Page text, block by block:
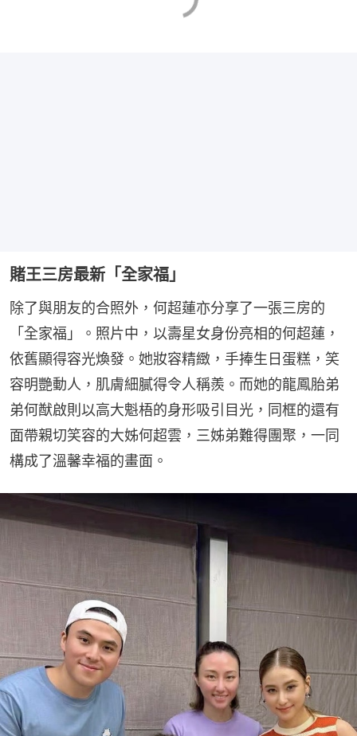
賭王三房最新「全家福」
除了與朋友的合照外，何超蓮亦分享了一張三房的
「全家福」。照片中，以壽星女身份亮相的何超蓮，
依舊顯得容光煥發。她妝容精緻，手捧生日蛋糕，笑
容明艷動人，肌膚細膩得令人稱羨。而她的龍鳳胎弟
弟何猷啟則以高大魁梧的身形吸引目光，同框的還有
面帶親切笑容的大姊何超雲，三姊弟難得團聚，一同
構成了溫馨幸福的畫面。